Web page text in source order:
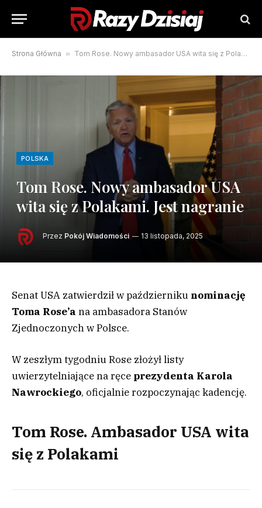
Strona Główna » Tom Rose. Nowy ambasador USA wita się z Polakami. Jest nagranie
POLSKA
Tom Rose. Nowy ambasador USA
wita się z Polakami. Jest nagranie
Przez Pokój Wiadomości 13 listopada, 2025
Senat USA zatwierdził w październiku nominację
Toma Rose’a na ambasadora Stanów
Zjednoczonych w Polsce.
W zeszłym tygodniu Rose złożył listy
uwierzytelniające na ręce prezydenta Karola
Nawrockiego, oficjalnie rozpoczynając kadencję.
Tom Rose. Ambasador USA wita
się z Polakami